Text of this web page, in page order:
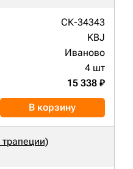
СК-34343
KBJ
Иваново
4 шт
15 338 ₽
В корзину